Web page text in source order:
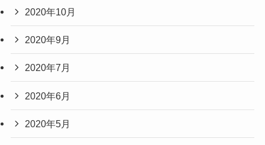
2020年10月
2020年9月
2020年7月
2020年6月
2020年5月